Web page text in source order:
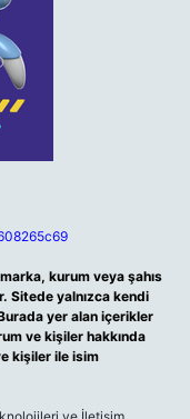
kurum veya şahıs
Sitede yalnızca kendi
yer alan içerikler
ve kişiler hakkında
kişiler ile isim